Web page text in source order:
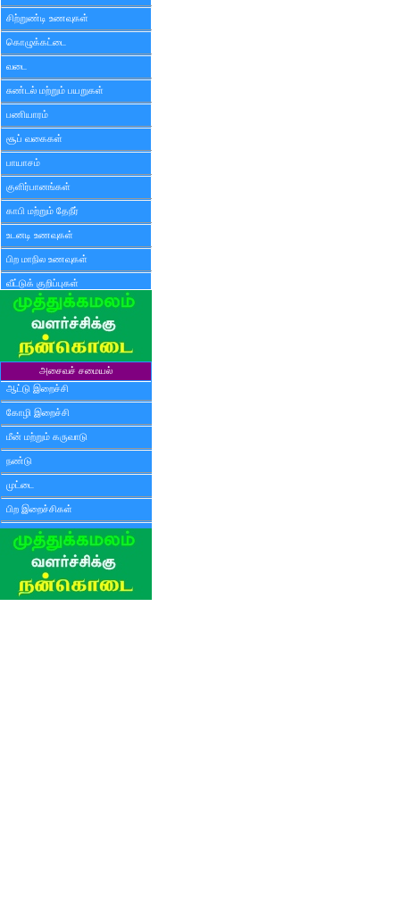
சிற்றுண்டி உணவுகள்
கொழுக்கட்டை
வடை
சுண்டல் மற்றும் பயறுகள்
பணியாரம்
சூப் வகைகள்
பாயாசம்
குளிர்பானங்கள்
காபி மற்றும் தேநீர்
உடனடி உணவுகள்
பிற மாநில உணவுகள்
வீட்டுக் குறிப்புகள்
அசைவச் சமையல்
ஆட்டு இறைச்சி
கோழி இறைச்சி
மீன் மற்றும் கருவாடு
நண்டு
முட்டை
பிற இறைச்சிகள்